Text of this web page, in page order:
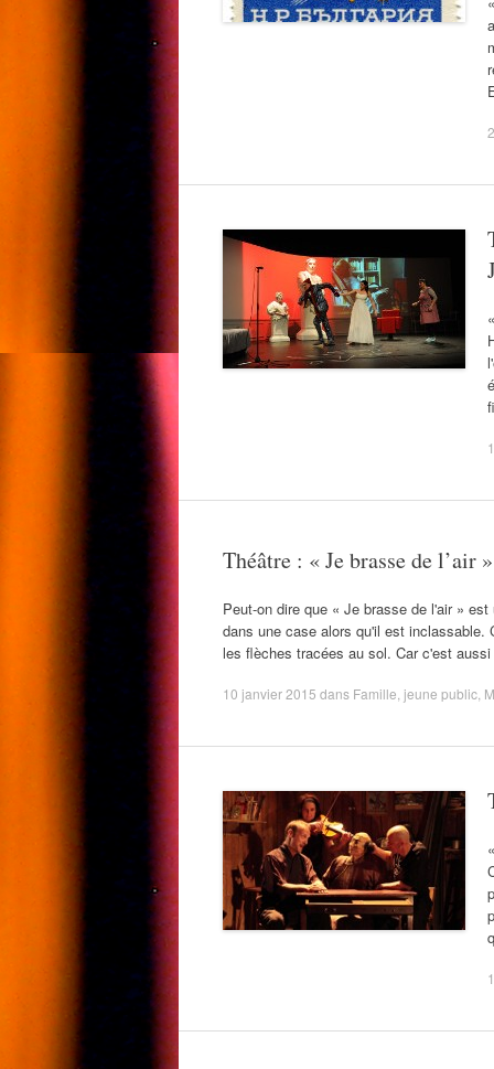
Théâtre : « Je brasse de l’air
Peut-on dire que « Je brasse de l'air »
dans une case alors qu'il est inclassable.
les flèches tracées au sol. Car c'est
10 janvier 2015 dans Famille jeune public